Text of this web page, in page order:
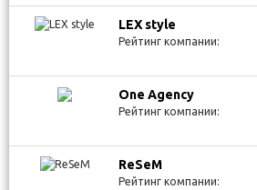
LEX style
Рейтинг компании:
One Agency
Рейтинг компании:
ReSeM
Рейтинг компании: